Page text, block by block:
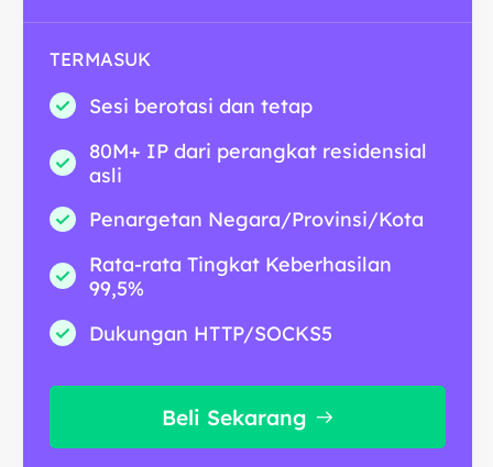
TERMASUK
Sesi berotasi dan tetap
80M+ IP dari perangkat residensial
asli
Penargetan Negara/Provinsi/Kota
Rata-rata Tingkat Keberhasilan
99,5%
Dukungan HTTP/SOCKS5
Beli Sekarang